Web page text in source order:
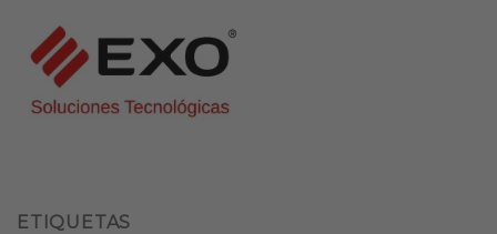
ETIQUETAS